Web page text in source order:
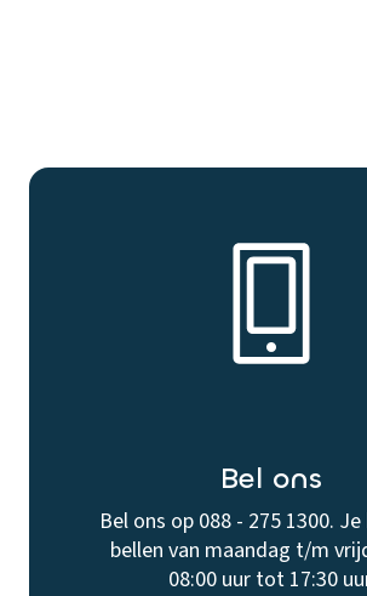
Bel ons
Bel ons op 088 - 275 1300.
bellen van maandag t/m
08:00 uur tot 17:30